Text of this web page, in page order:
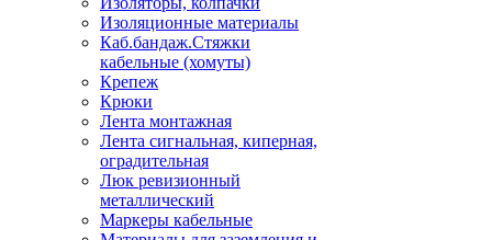
Изоляционные материалы
Каб.бандаж.Стяжки
кабельные (хомуты)
Крепеж
Крюки
Лента монтажная
Лента сигнальная, киперная,
оградительная
Люк ревизионный
металлический
Маркеры кабельные